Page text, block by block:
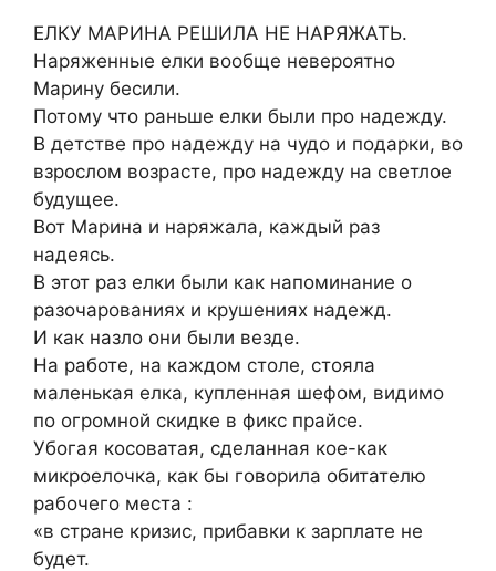
ЕЛКУ МАРИНА РЕШИЛА НЕ НАРЯЖАТЬ.
Наряженные елки вообще невероятно
Марину бесили.
Потому что раньше елки были про надежду.
В детстве про надежду на чудо и подарки, во
взрослом возрасте, про надежду на светлое
будущее.
Вот Марина и наряжала, каждый раз
надеясь.
В этот раз елки были как напоминание о
разочарованиях и крушениях надежд.
И как назло они были везде.
На работе, на каждом столе, стояла
маленькая елка, купленная шефом, видимо
по огромной скидке в фикс прайсе.
Убогая косоватая, сделанная кое-как
микроелочка, как бы говорила обитателю
рабочего места :
«в стране кризис, прибавки к зарплате не
будет.